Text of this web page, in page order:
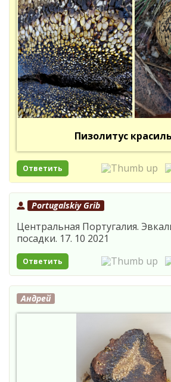
Пизолитус
Ответить
Portugalskiy Grib
Центральная Португалия.
посадки. 17. 10 2021
Ответить
Андрей